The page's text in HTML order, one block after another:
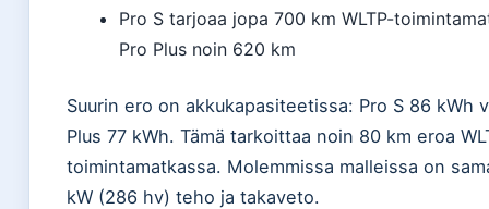
Pro S tarjoaa jopa 700 km WLTP-
Pro Plus noin 620 km
Suurin ero on akkukapasiteetissa: Pro S 86 kWh
Plus 77 kWh. Tämä tarkoittaa noin 80 km eroa
toimintamatkassa. Molemmissa malleissa on
kW (286 hv) teho ja takaveto.